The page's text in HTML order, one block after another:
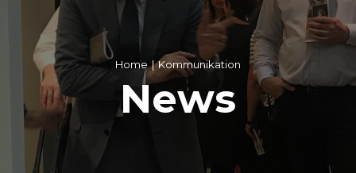
Home Kommunikation
News